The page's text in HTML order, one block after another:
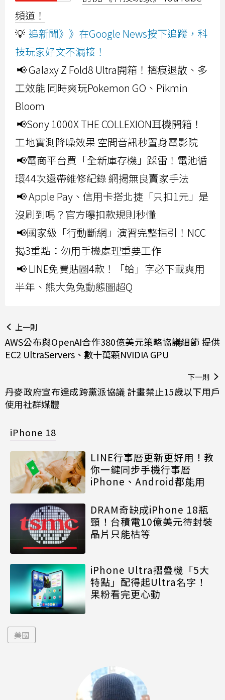
頻道！
💡 追新聞》》在Google News按下追蹤，科
技玩家好文不漏接！
📢 Galaxy Z Fold8 Ultra開箱！摺痕退散、多
工效能 同時爽玩Pokemon GO、Pikmin
Bloom
📢Sony 1000X THE COLLEXION耳機開箱！
工地實測降噪效果 空間音訊秒置身電影院
📢電商平台買「全新庫存機」踩雷！電池循
環44次還帶維修紀錄 網揭無良賣家手法
📢 Apple Pay、信用卡搭北捷「只扣1元」是
沒刷到嗎？官方曝扣款規則秒懂
📢國家級「行動斷網」演習完整指引！NCC
揭3重點：勿用手機處理重要工作
📢 LINE免費貼圖4款！「蛤」字必下載爽用
半年、熊大兔兔動態圖超Q
上一則
AWS公布與OpenAI合作380億美元策略協議細節 提供
EC2 UltraServers、數十萬顆NVIDIA GPU
下一則
丹麥政府宣布達成跨黨派協議 計畫禁止15歲以下用戶
使用社群媒體
iPhone 18
LINE行事曆更新更好用！教
你一鍵同步手機行事曆
iPhone、Android都能用
DRAM奇缺成iPhone 18瓶
頸！台積電10億美元待封裝
晶片只能枯等
iPhone Ultra摺疊機「5大
特點」配得起Ultra名字！
果粉看完更心動
美國